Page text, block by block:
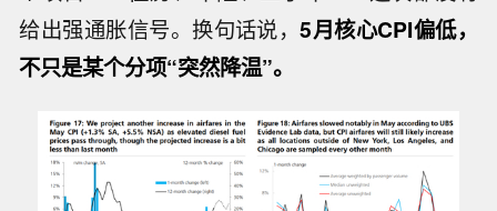
给出强通胀信号。换句话说，5月核心CPI偏低，
不只是某个分项“突然降温”。